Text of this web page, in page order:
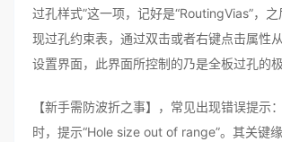
过孔样式”这一项，记好是“RoutingVias”，
现过孔约束表，通过双击或者右键点击属性
设置界面，此界面所控制的乃是全板过孔的极
【新手需防波折之事】，常见出现错误提示
时，提示“Hole size out of range”。其关键